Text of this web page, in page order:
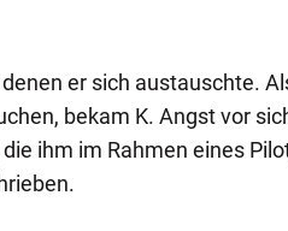
er sich austauschte.
bekam K. Angst vor
ihm im Rahmen eines